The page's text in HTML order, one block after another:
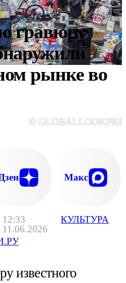
12:33
11.06.2026
КУЛЬТУРА
гравюру
рынке во
©
Дзен Макс
известного